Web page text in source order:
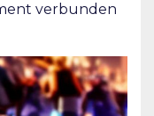
verbunden